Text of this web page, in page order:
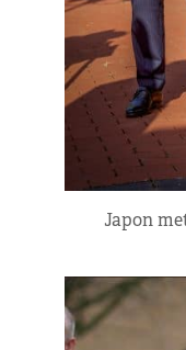
Japon